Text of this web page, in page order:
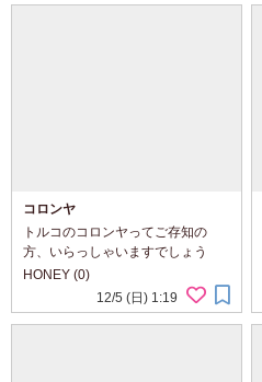
コロンヤ
トルコのコロンヤってご存知の
方、いらっしゃいますでしょう
か。 香りがついたアルコールなん
ですけど、トルコではレストラン
で食事が終わった後とか誰かのお
HONEY (0)
12/5 (日) 1:19